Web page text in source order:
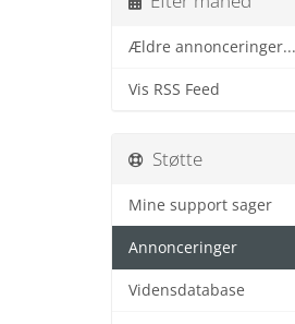
Ældre annonceringer...
Vis RSS Feed
Støtte
Mine support sager
Annonceringer
Vidensdatabase